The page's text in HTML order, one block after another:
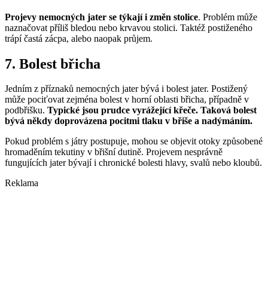
Projevy nemocných jater se týkají i změn stolice. Problém může
naznačovat příliš bledou nebo krvavou stolici. Taktéž postiženého
trápí častá zácpa, alebo naopak průjem.
7. Bolest břicha
Jedním z příznaků nemocných jater bývá i bolest jater. Postižený
může pociťovat zejména bolest v horní oblasti břicha, případně v
podbřišku. Typické jsou prudce vyrážející křeče. Taková bolest
bývá někdy doprovázena pocitmi tlaku v břiše a nadýmáním.
Pokud problém s játry postupuje, mohou se objevit otoky způsobené
hromaděním tekutiny v břišní dutině. Projevem nesprávně
fungujících jater bývají i chronické bolesti hlavy, svalů nebo kloubů.
Reklama